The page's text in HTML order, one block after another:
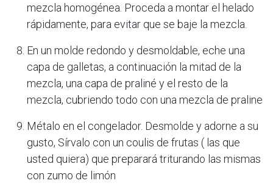
mezcla homogénea. Proceda a montar el helado
rápidamente, para evitar que se baje la mezcla.
En un molde redondo y desmoldable, eche una
capa de galletas, a continuación la mitad de la
mezcla, una capa de praliné y el resto de la
mezcla, cubriendo todo con una mezcla de praline
Métalo en el congelador. Desmolde y adorne a su
gusto, Sírvalo con un coulis de frutas ( las que
usted quiera) que preparará triturando las mismas
con zumo de limón